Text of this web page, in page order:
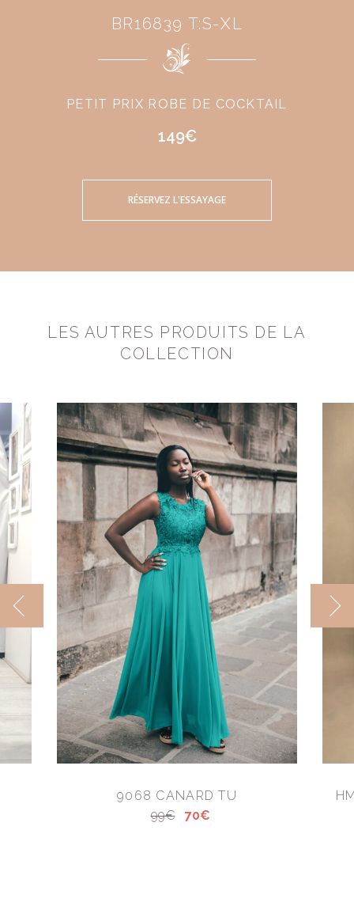
BR16839 T:S-XL
PETIT PRIX ROBE DE COCKTAIL
149€
RÉSERVEZ L'ESSAYAGE
LES AUTRES PRODUITS DE LA
COLLECTION
9068 CANARD TU
99€
70€